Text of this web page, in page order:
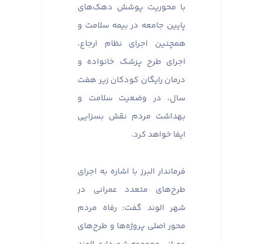
با محوریت پوشش دهک‌های
پایین جامعه در بیمه سلامت و
همچنین اجرای نظام ارجاع،
اجرای طرح پزشک خانواده و
درمان رایگان کودکان زیر هفت
سال، در وضعیت سلامت و
بهداشت مردم نقش بسزایی
ایفا خواهد کرد.
فرماندار البرز با اشاره به اجرای
طرح‌های متعدد عمرانی در
شهر الوند گفت: رفاه مردم
محور اصلی پروژه‌ها و طرح‌های